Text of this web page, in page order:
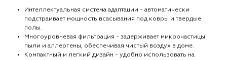
Интеллектуальная система адаптации - автоматически
подстраивает мощность всасывания под ковры и твердые
полы.
Многоуровневая фильтрация - задерживает микрочастицы
пыли и аллергены, обеспечивая чистый воздух в доме.
Компактный и легкий дизайн - удобно использовать на